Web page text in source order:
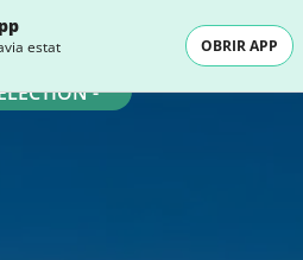
estat
OBRIR APP
-